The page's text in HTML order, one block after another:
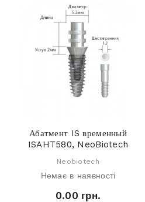
Абатмент IS временный
ISAHT580, NeoBiotech
Neobiotech
Немає в наявності
0.00 грн.